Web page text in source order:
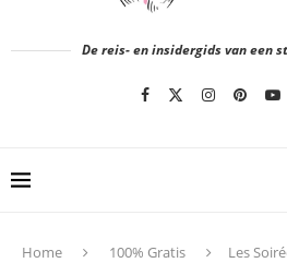
De reis- en insidergids van een
Home 100% Gratis
Les